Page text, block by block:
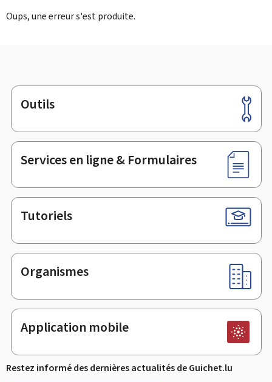
Oups, une erreur s'est produite.
Pied
de
page
Outils
Services en ligne & Formulaires
Tutoriels
Organismes
Application mobile
Restez informé des dernières actualités de Guichet.lu